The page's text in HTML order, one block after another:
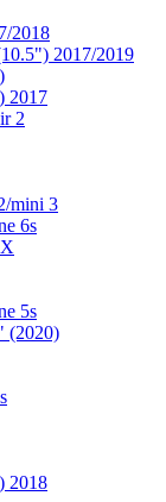
2018
2017/2019
2017
2
mini 3
6s
5s
(2020)
2018